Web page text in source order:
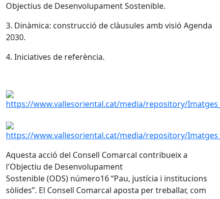
Objectius de Desenvolupament Sostenible.
3. Dinàmica: construcció de clàusules amb visió Agenda
2030.
4. Iniciatives de referència.
Aquesta acció del Consell Comarcal contribueix a
l'Objectiu de Desenvolupament
Sostenible (ODS) número16 “Pau, justícia i institucions
sòlides”. El Consell Comarcal aposta per treballar, com